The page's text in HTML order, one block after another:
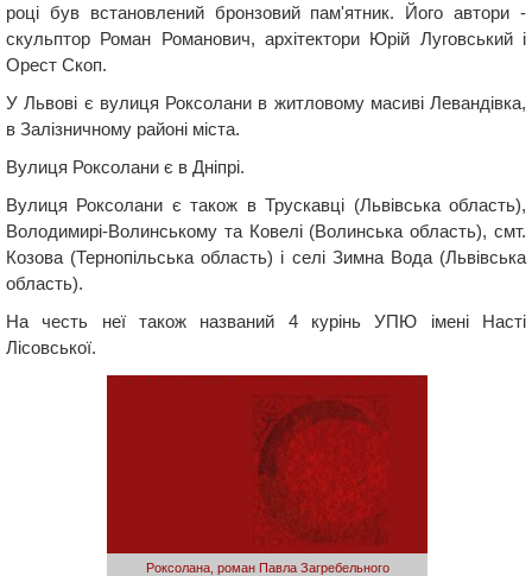
році був встановлений бронзовий пам'ятник. Його автори -
скульптор Роман Романович, архітектори Юрій Луговський і
Орест Скоп.
У Львові є вулиця Роксолани в житловому масиві Левандівка,
в Залізничному районі міста.
Вулиця Роксолани є в Дніпрі.
Вулиця Роксолани є також в Трускавці (Львівська область),
Володимирі-Волинському та Ковелі (Волинська область), смт.
Козова (Тернопільська область) і селі Зимна Вода (Львівська
область).
На честь неї також названий 4 курінь УПЮ імені Насті
Лісовської.
Роксолана, роман Павла Загребельного